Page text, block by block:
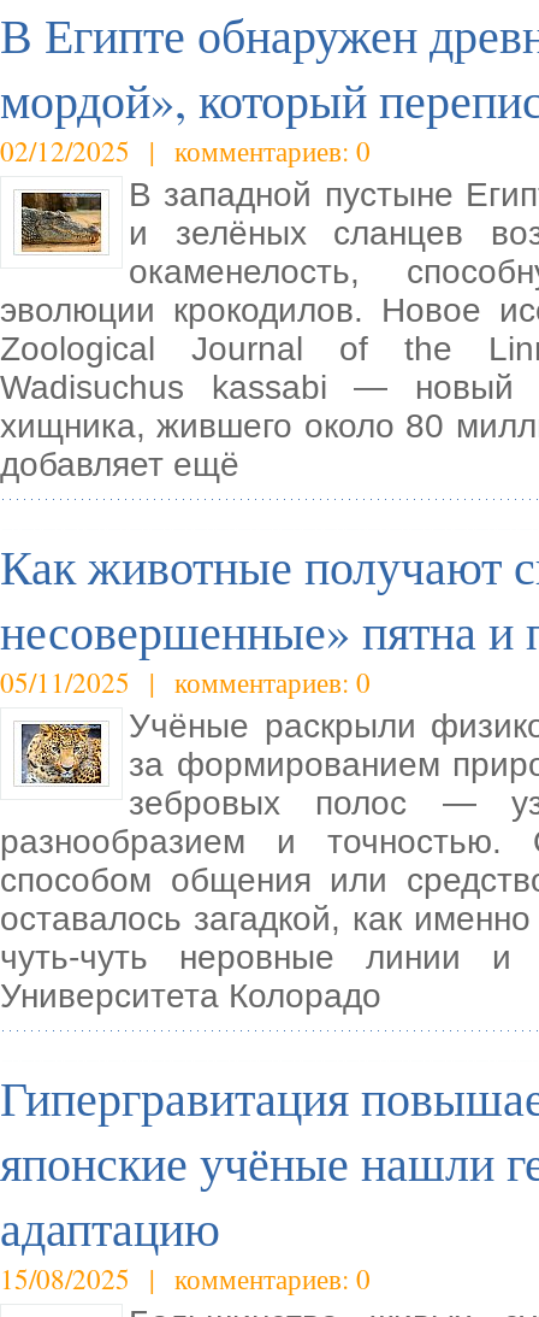
В Египте обнаружен
мордой», который
02/12/2025 | комментариев: 0
В западной пустыне
и зелёных сланцев
окаменелость,
эволюции крокодилов. Новое
Zoological Journal of the
Wadisuchus kassabi — новый
хищника, жившего около 80
добавляет ещё
Как животные получают
несовершенные» пятна и
05/11/2025 | комментариев: 0
Учёные раскрыли
за формированием
зебровых полос —
разнообразием и
способом общения или
оставалось загадкой, как
чуть-чуть неровные линии и
Университета Колорадо
Гипергравитация
японские учёные нашли
адаптацию
15/08/2025 | комментариев: 0